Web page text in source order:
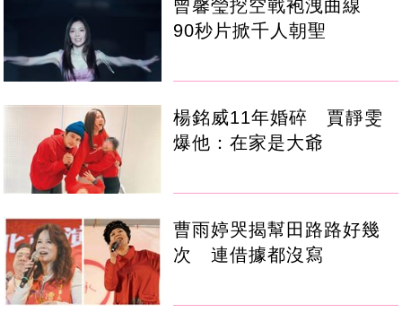
曾馨瑩挖空戰袍洩曲線
90秒片掀千人朝聖
楊銘威11年婚碎 賈靜雯
爆他：在家是大爺
曹雨婷哭揭幫田路路好幾
次 連借據都沒寫